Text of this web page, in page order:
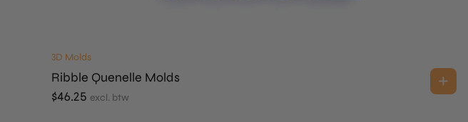
3D Molds
Ribble Quenelle Molds
$46.25 excl. btw